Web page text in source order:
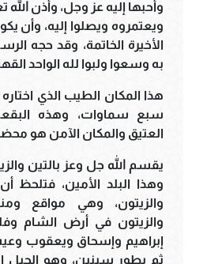
وأحبها إليه عز وجل، وأذن الله
ويعتمروه ويصلوا إليه، وأن
الأخيرة الخاتمة، وقد حجه
به وسعوا ولبوا لله الواحد
هذا المكان الطيب الذي
سبع سماوات، وهذه
العتيق والمكان الآمن هو
يقسم الله جل وعز بالتين
وهذا البلد الأمين، فتلحظ
والزيتون، وهي مواقع
والزيتون في أرض الشام
إبراهيم وإسحاق ويعقوب
ثم بطور سينين، وهو الجبل